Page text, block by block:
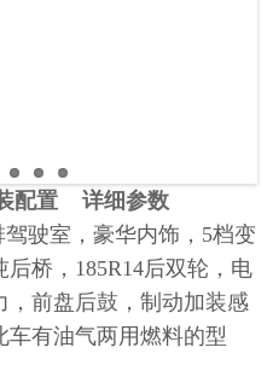
配置 详细参数
驾驶室，豪华内饰，5档变
桥，185R14后双轮，电
前盘后鼓，制动加装感
有油气两用燃料的型